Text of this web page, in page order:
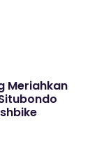
Meriahkan